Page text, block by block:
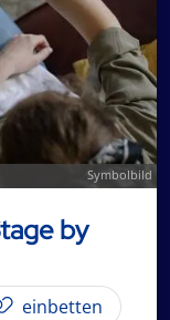
Symbolbild
by
einbetten